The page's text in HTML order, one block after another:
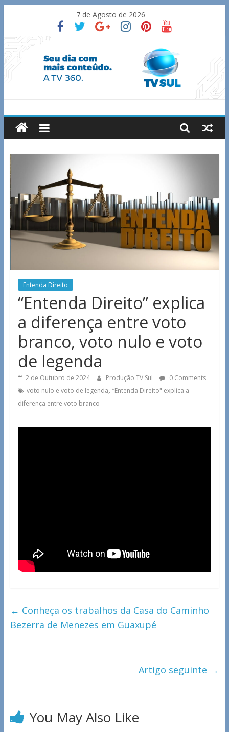
content
7 de Agosto de 2026
TV
Sul
Notícias
de
Guaxupé
e
região.
Entenda Direito
“Entenda Direito” explica
a diferença entre voto
branco, voto nulo e voto
de legenda
2 de Outubro de 2024 Produção TV Sul
0 Comments
voto nulo e voto de legenda, “Entenda Direito" explica a
diferença entre voto branco
← Conheça os trabalhos da Casa do Caminho
Bezerra de Menezes em Guaxupé
Artigo seguinte →
You May Also Like